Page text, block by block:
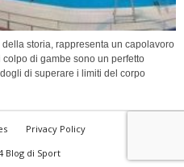
storia, rappresenta un capolavoro
di gambe sono un perfetto
di superare i limiti del corpo
Privacy Policy
Blog di Sport